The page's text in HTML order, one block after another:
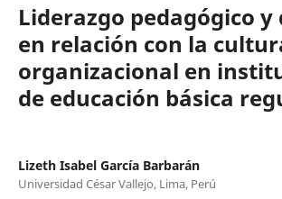
Liderazgo pedagógico
en relación con la
organizacional en
de educación básica
Lizeth Isabel García Barbarán
Universidad César Vallejo, Lima, Perú